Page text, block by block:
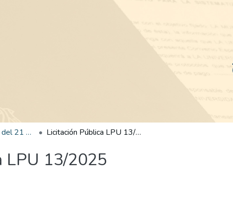
Edición 016/2025 del 21 de julio de 2025 Licitación Pública LPU 13/2025
LPU 13/2025